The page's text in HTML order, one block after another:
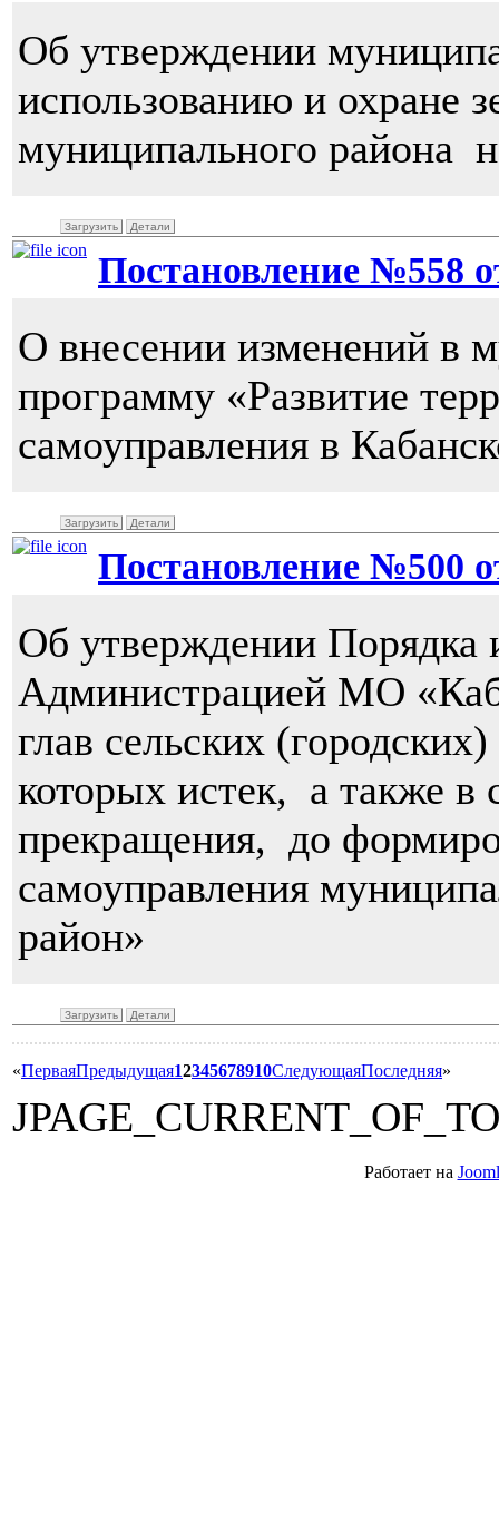
Об утверждении
использованию и охране
муниципального района
Загрузить Детали
Постановление №558
О внесении изменений в
программу «Развитие
самоуправления в
Загрузить Детали
Постановление №500
Об утверждении Порядка
Администрацией МО
глав сельских
которых истек, а также в
прекращения, до
самоуправления
район»
Загрузить Детали
«ПерваяПредыдущая12345678910СледующаяПоследняя»
Работает на